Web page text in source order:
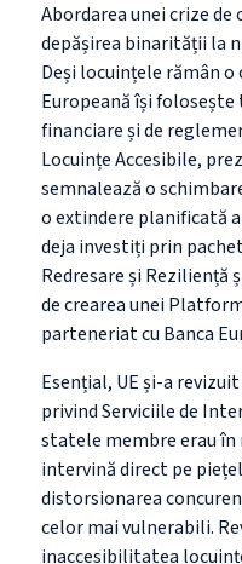
Abordarea unei crize
depășirea binarității la
Deși locuințele rămân
Europeană își
financiare și de
Locuințe Accesibile,
semnalează o
o extindere planificată
deja investiți prin
Redresare și Reziliență
de crearea unei
parteneriat cu Banca
Esențial, UE și-a
privind Serviciile de
statele membre erau
intervină direct pe
distorsionarea
celor mai vulnerabili.
inaccesibilitatea